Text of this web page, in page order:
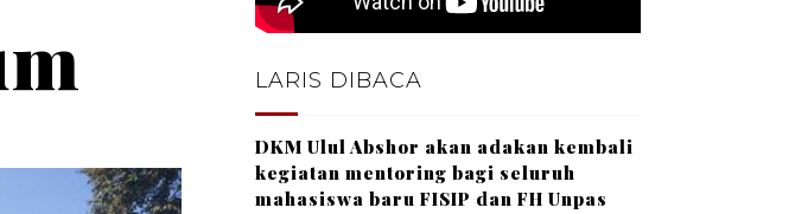
LARIS DIBACA
DKM Ulul Abshor akan adakan kembali
kegiatan mentoring bagi seluruh
mahasiswa baru FISIP dan FH Unpas